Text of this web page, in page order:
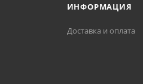
ИНФОРМАЦИЯ
Доставка и оплата